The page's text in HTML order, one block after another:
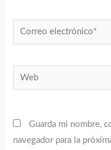
Correo
electrónico*
Web
Guarda mi nombre,
navegador para la